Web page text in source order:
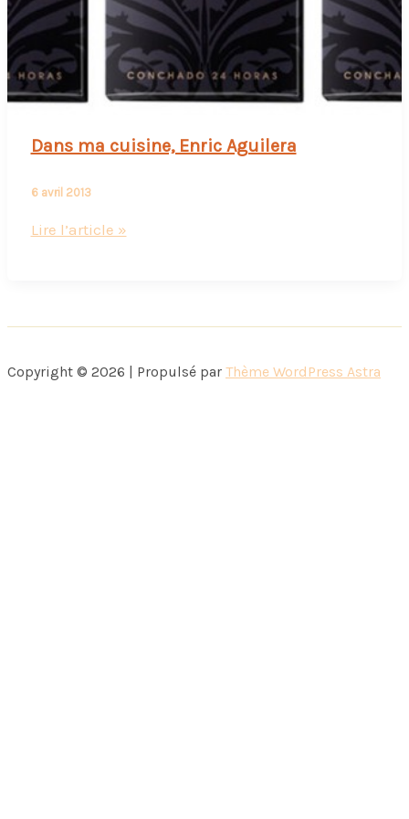
Dans ma cuisine, Enric Aguilera
6 avril 2013
Dans
Aguilera
Lire l’article »
Copyright © 2026 | Propulsé par Thème WordPress Astra